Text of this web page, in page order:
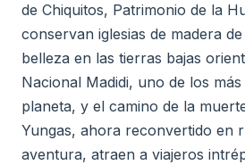
de Chiquitos, Patrimonio de la
conservan iglesias de madera
belleza en las tierras bajas
Nacional Madidi, uno de los
planeta, y el camino de la
Yungas, ahora reconvertido en
aventura, atraen a viajeros